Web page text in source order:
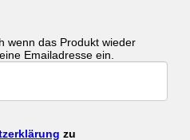
wenn das Produkt wieder
Emailadresse ein.
zu